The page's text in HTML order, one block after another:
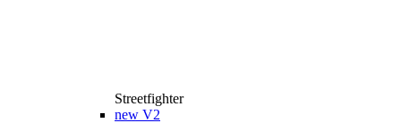
Streetfighter
new V2